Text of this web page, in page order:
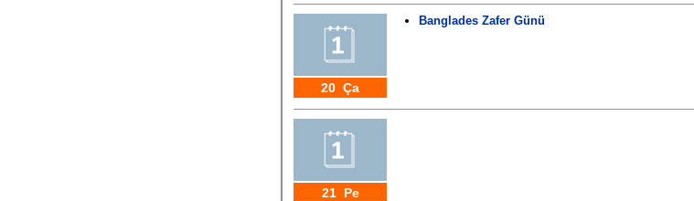
20 Ça
Banglades Zafer Günü
21 Pe